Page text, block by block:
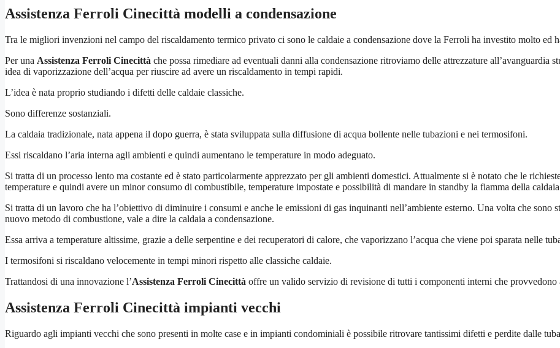
Assistenza Ferroli Cinecittà modelli a condensazione
Tra le migliori invenzioni nel campo del riscaldamento termico privato ci sono le caldaie a condensazione dove la Ferroli ha investito molto ed
Per una Assistenza Ferroli Cinecittà che possa rimediare ad eventuali danni alla condensazione ritroviamo delle attrezzature all’avanguardia
idea di vaporizzazione dell’acqua per riuscire ad avere un riscaldamento in tempi rapidi.
L’idea è nata proprio studiando i difetti delle caldaie classiche.
Sono differenze sostanziali.
La caldaia tradizionale, nata appena il dopo guerra, è stata sviluppata sulla diffusione di acqua bollente nelle tubazioni e nei termosifoni.
Essi riscaldano l’aria interna agli ambienti e quindi aumentano le temperature in modo adeguato.
Si tratta di un processo lento ma costante ed è stato particolarmente apprezzato per gli ambienti domestici. Attualmente si è notato che le
temperature e quindi avere un minor consumo di combustibile, temperature impostate e possibilità di mandare in standby la fiamma della
Si tratta di un lavoro che ha l’obiettivo di diminuire i consumi e anche le emissioni di gas inquinanti nell’ambiente esterno. Una volta che sono
nuovo metodo di combustione, vale a dire la caldaia a condensazione.
Essa arriva a temperature altissime, grazie a delle serpentine e dei recuperatori di calore, che vaporizzano l’acqua che viene poi sparata nelle
I termosifoni si riscaldano velocemente in tempi minori rispetto alle classiche caldaie.
Trattandosi di una innovazione l’Assistenza Ferroli Cinecittà offre un valido servizio di revisione di tutti i componenti interni che provvedono
Assistenza Ferroli Cinecittà impianti vecchi
Riguardo agli impianti vecchi che sono presenti in molte case e in impianti condominiali è possibile ritrovare tantissimi difetti e perdite dalle